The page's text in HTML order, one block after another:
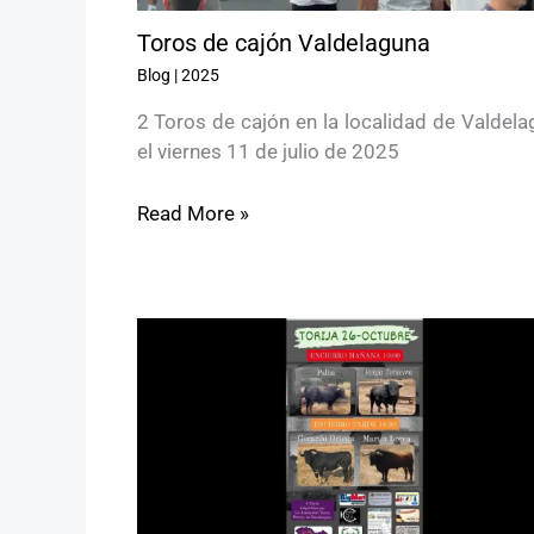
Toros de cajón Valdelaguna
Blog |2025
2 Toros de cajón en la localidad de
el viernes 11 de julio de 2025
Read More »